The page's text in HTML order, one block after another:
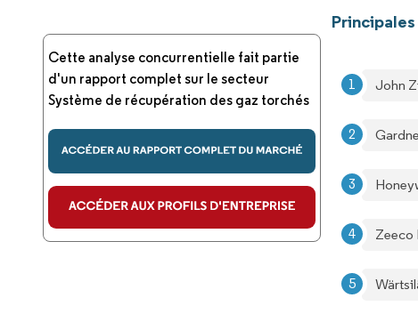
Cette analyse concurrentielle fait partie
d'un rapport complet sur le secteur
Système de récupération des gaz torchés
John
Zeeco